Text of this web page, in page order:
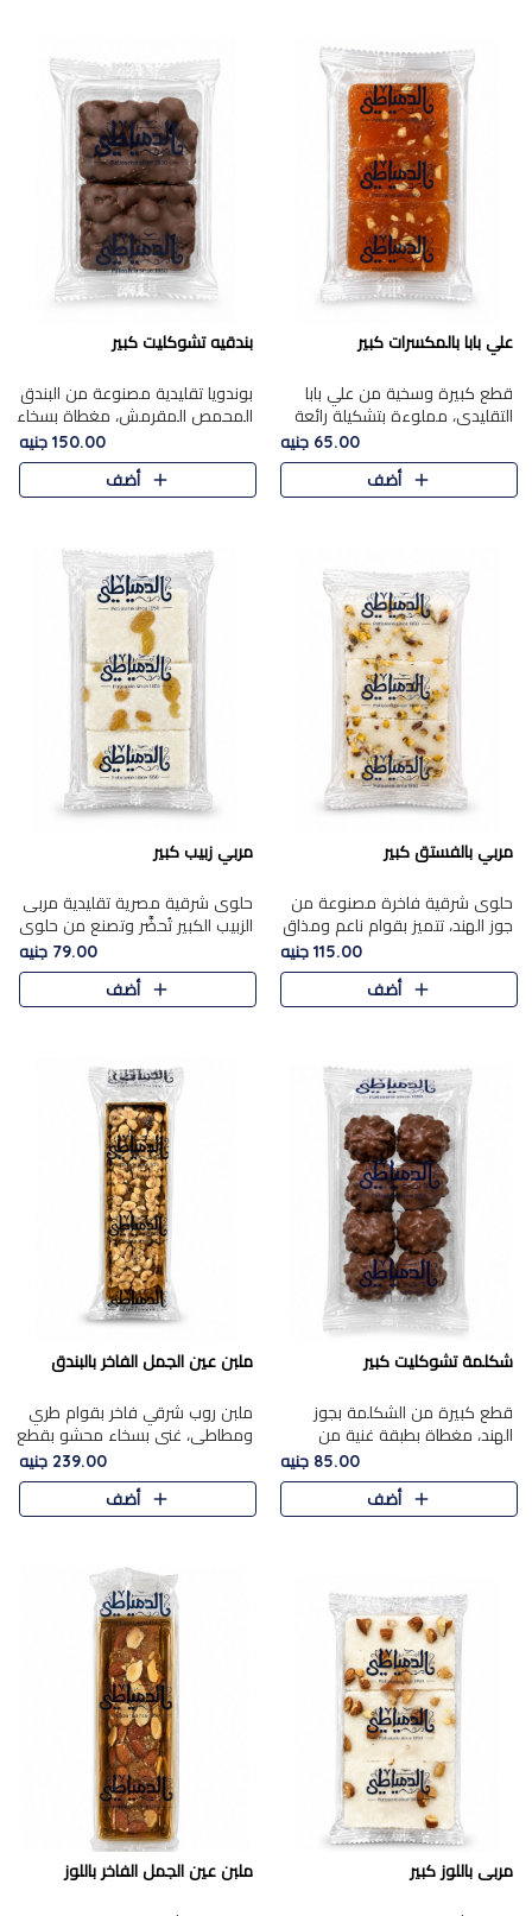
علي بابا بالمكسرات كبير
قطع كبيرة وسخية من علي بابا
التقليدي، مملوءة بتشكيلة رائعة
من المكسرات المحمصة المحمرة.
65.00 جنيه
أضف
بندقيه تشوكليت كبير
بوندويا تقليدية مصنوعة من البندق
المحمص المقرمش، مغطاة بسخاء
بشوكولاتة فاخرة غنية لتحقيق
التوازن المثالي بين قوام القرمشة
ونكهة الشوكولاتة ا..
150.00 جنيه
أضف
مربي بالفستق كبير
حلوى شرقية فاخرة مصنوعة من
جوز الهند، تتميز بقوام ناعم ومذاق
غني، وتزين بقطع من الفستق
الفاخر التي تضيف عليها قرمشة
115.00 جنيه
أضف
مربي زبيب كبير
حلوى شرقية مصرية تقليدية مربى
الزبيب الكبير تُحضَّر وتصنع من حلوي
جوز الهند باسد بقوام طري ومذاق
غني، وتُزين وتغطا بحبات الزبيب
الذهبي التي ..
79.00 جنيه
أضف
شكلمة تشوكليت كبير
قطع كبيرة من الشكلمة بجوز
الهند، مغطاة بطبقة غنية من
الشوكولاتة الفاخرة لتجمع بين
القوام الطري من الداخل مركز جوز
الهند المطاطي والمذاق الغن..
85.00 جنيه
أضف
ملبن عين الجمل الفاخر بالبندق
ملبن روب شرقي فاخر بقوام طري
ومطاطي، غني بسخاء محشو بقطع
عين الجمل والبندق المحمص التي
تضيف قرمشة مميزة مُرضية
ونكهة جوزية غنية في كل
239.00 جنيه
أضف
مربى باللوز كبير ملبن عين الجمل الفاخر باللوز